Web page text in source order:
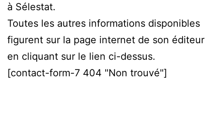
à Sélestat.
Toutes les autres informations disponibles
figurent sur la page internet de son éditeur
en cliquant sur le lien ci-dessus.
[contact-form-7 404 "Non trouvé"]